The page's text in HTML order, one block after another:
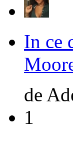
In ce
de
1